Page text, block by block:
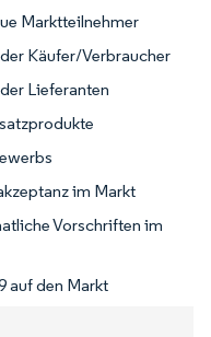
Marktteilnehmer
Käufer/Verbraucher
Lieferanten
im Markt
Vorschriften im
auf den Markt